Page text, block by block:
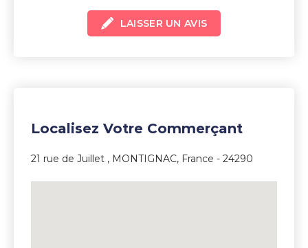
sur
LAISSER UN AVIS
Localisez Votre Commerçant
21 rue de Juillet , MONTIGNAC, France - 24290